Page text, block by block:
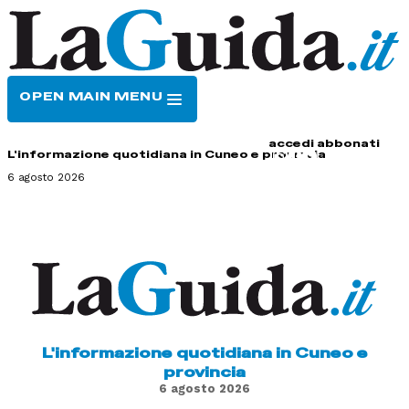
OPEN MAIN MENU
accedi abbonati
L'informazione quotidiana in Cuneo e provincia
6 agosto 2026
L'informazione quotidiana in Cuneo e
provincia
6 agosto 2026